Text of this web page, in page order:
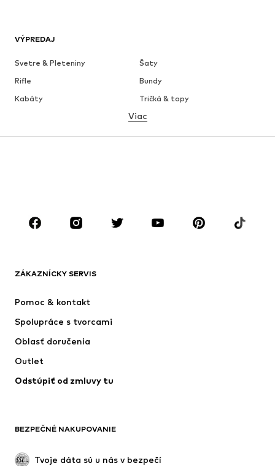
VÝPREDAJ
Svetre & Pleteniny
Šaty
Rifle
Bundy
Kabáty
Tričká & topy
Bielizeň
Sukne
Blúzky & tuniky
Doplnky
Premium
Nové
Bundy
Bielizeň
Kabáty
Plavky
Upcyklácia
Viac
ZÁKAZNÍCKY SERVIS
Pomoc & kontakt
Spolupráce s tvorcami
Oblasť doručenia
Outlet
Odstúpiť od zmluvy tu
BEZPEČNÉ NAKUPOVANIE
Tvoje dáta sú u nás v bezpečí